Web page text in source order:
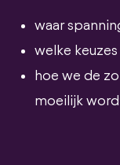
waar
welke
hoe we de
moeilijk